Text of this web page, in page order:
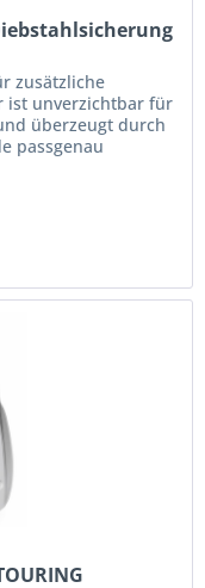
zusätzliche
ist unverzichtbar für
überzeugt durch
passgenau